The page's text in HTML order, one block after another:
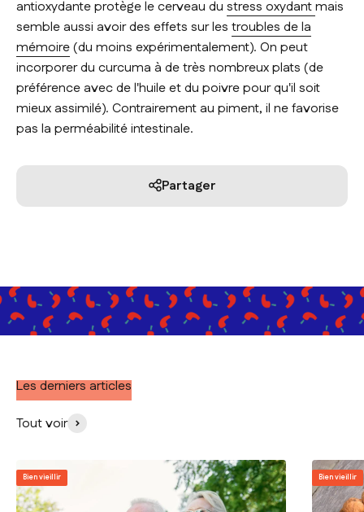
antioxydante protège le cerveau du stress oxydantmais
semble aussi avoir des effets sur les troubles de la
mémoire(du moins expérimentalement). On peut
incorporer du curcuma à de très nombreux plats (de
préférence avec de l'huile et du poivre pour qu'il soit
mieux assimilé). Contrairement au piment, il ne favorise
pas la perméabilité intestinale.
Partager
Les derniers articles
Tout voir
Bien vieillir Bien vieillir